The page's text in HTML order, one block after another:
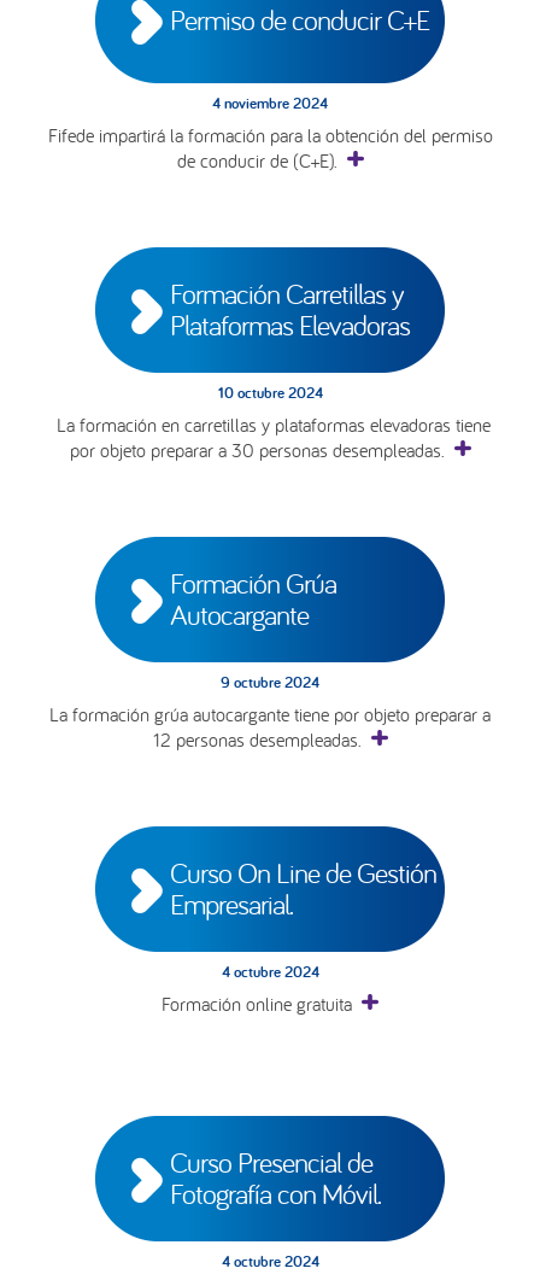
Permiso de conducir C+E
4 noviembre 2024
Fifede impartirá la formación para la obtención del permiso
de conducir de (C+E).
Formación Carretillas y
Plataformas Elevadoras
10 octubre 2024
La formación en carretillas y plataformas elevadoras tiene
por objeto preparar a 30 personas desempleadas.
Formación Grúa
Autocargante
9 octubre 2024
La formación grúa autocargante tiene por objeto preparar a
12 personas desempleadas.
Curso On Line de Gestión
Empresarial.
4 octubre 2024
Formación online gratuita
Curso Presencial de
Fotografía con Móvil.
4 octubre 2024